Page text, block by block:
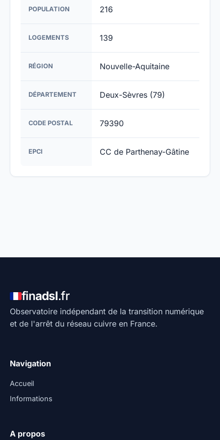
POPULATION 216
LOGEMENTS 139
RÉGION Nouvelle-Aquitaine
DÉPARTEMENT Deux-Sèvres (79)
CODE POSTAL 79390
EPCI CC de Parthenay-Gâtine
finadsl.fr
Observatoire indépendant de la transition numérique
et de l'arrêt du réseau cuivre en France.
Navigation
Accueil
Informations
A propos